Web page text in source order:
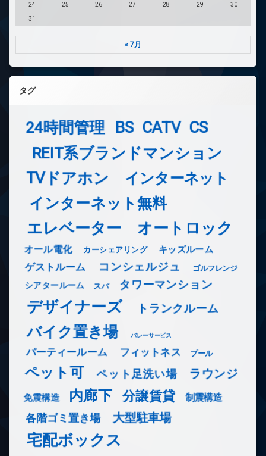
24 25 26 27 28 29 30
31
« 7月
タグ
24時間管理 BS CATV CS
REIT系ブランドマンション
TVドアホン インターネット
インターネット無料
エレベーター オートロック
オール電化 カーシェアリング キッズルーム
ゲストルーム コンシェルジュ ゴルフレンジ
シアタールーム スパ タワーマンション
デザイナーズ トランクルーム
バイク置き場 バレーサービス
パーティールーム フィットネス プール
ペット可 ペット足洗い場 ラウンジ
免震構造 内廊下 分譲賃貸 制震構造
各階ゴミ置き場 大型駐車場
宅配ボックス